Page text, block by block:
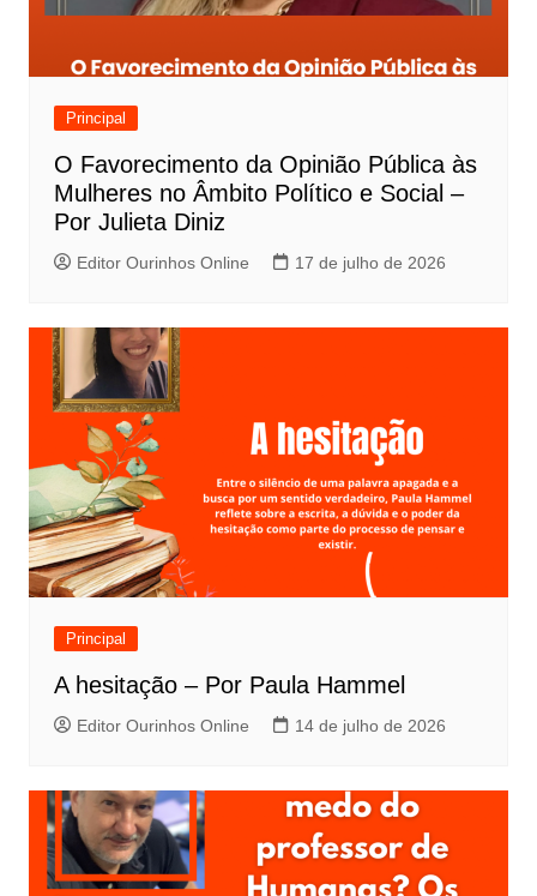
Principal
O Favorecimento da Opinião Pública às
Mulheres no Âmbito Político e Social –
Por Julieta Diniz
Editor Ourinhos Online 17 de julho de 2026
Principal
A hesitação – Por Paula Hammel
Editor Ourinhos Online 14 de julho de 2026